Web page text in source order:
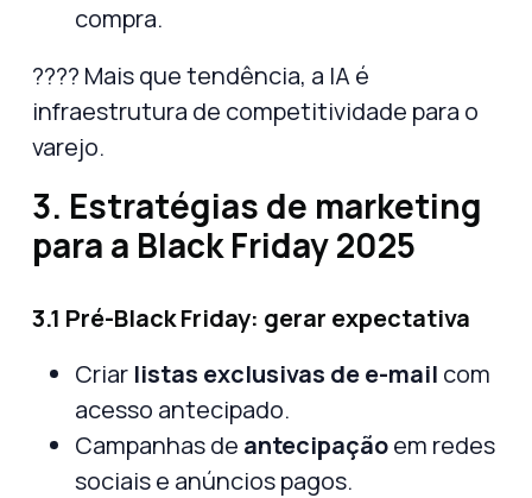
compra.
???? Mais que tendência, a IA é
infraestrutura de competitividade para o
varejo.
3. Estratégias de marketing
para a Black Friday 2025
3.1 Pré-Black Friday: gerar expectativa
Criar listas exclusivas de e-mail com
acesso antecipado.
Campanhas de antecipaçãoem redes
sociais e anúncios pagos.